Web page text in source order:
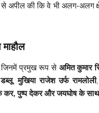
अपील की कि वे भी अलग-अलग
प्रमुख रूप से अमित कुमार
,मुखिया राजेश उर्फ रामलोली
कर, पुष्प देकर और जयघोष के साथ